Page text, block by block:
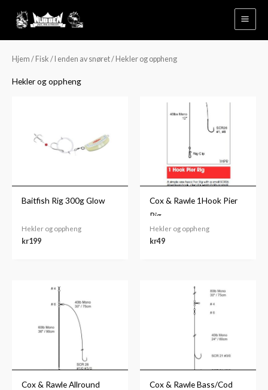
Hjem / Fisk / I enden av snøret/ Hekler og oppheng
Hekler og oppheng
Baitfish Rig 300g Glow
Hekler og oppheng
kr199
Cox & Rawle 1Hook Pier
Rig
Hekler og oppheng
kr49
Cox & Rawle Allround
Cox & Rawle Bass/Cod
kr59
til
kr65